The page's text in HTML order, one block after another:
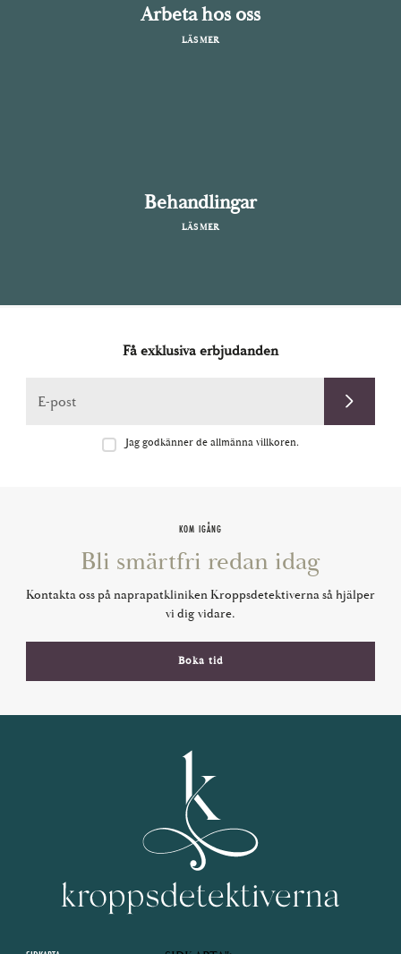
Arbeta hos oss
LÄS MER
Behandlingar
LÄS MER
Få exklusiva erbjudanden
E-post
Jag godkänner de allmänna villkoren.
KOM IGÅNG
Bli smärtfri redan idag
Kontakta oss på naprapatkliniken Kroppsdetektiverna så hjälper
vi dig vidare.
Boka tid